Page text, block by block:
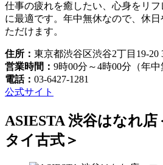
仕事の疲れを癒したい、心身をリ
に最適です。年中無休なので、休
ただけます。
住所： 東京都渋谷区渋谷2丁目19-20
営業時間： 9時00分～4時00分（年中
電話： 03-6427-1281
公式サイト
ASIESTA 渋谷はなれ
タイ古式＞